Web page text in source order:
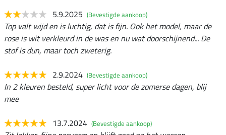
5.9.2025 (Bevestigde aankoop)
Top valt wijd en is luchtig, dat is fijn. Ook het model, maar de
rose is wit verkleurd in de was en nu wat doorschijnend... De
stof is dun, maar toch zweterig.
2.9.2024 (Bevestigde aankoop)
In 2 kleuren besteld, super licht voor de zomerse dagen, blij
mee
13.7.2024 (Bevestigde aankoop)